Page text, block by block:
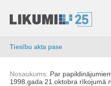
Tiesību akta pase
Nosaukums: Par
1998.gada 21.oktobra rīkojumā